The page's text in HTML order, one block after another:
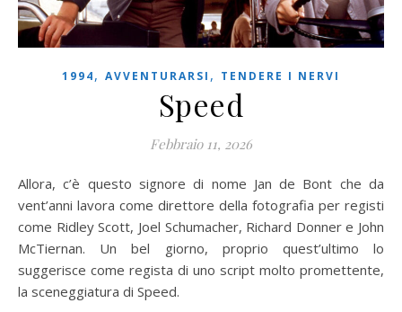
1994, AVVENTURARSI , TENDERE I NERVI
Speed
Febbraio 11, 2026
Allora, c’è questo signore di nome Jan de Bont che da
vent’anni lavora come direttore della fotografia per registi
come Ridley Scott, Joel Schumacher, Richard Donner e John
McTiernan. Un bel giorno, proprio quest’ultimo lo
suggerisce come regista di uno script molto promettente,
la sceneggiatura di Speed.